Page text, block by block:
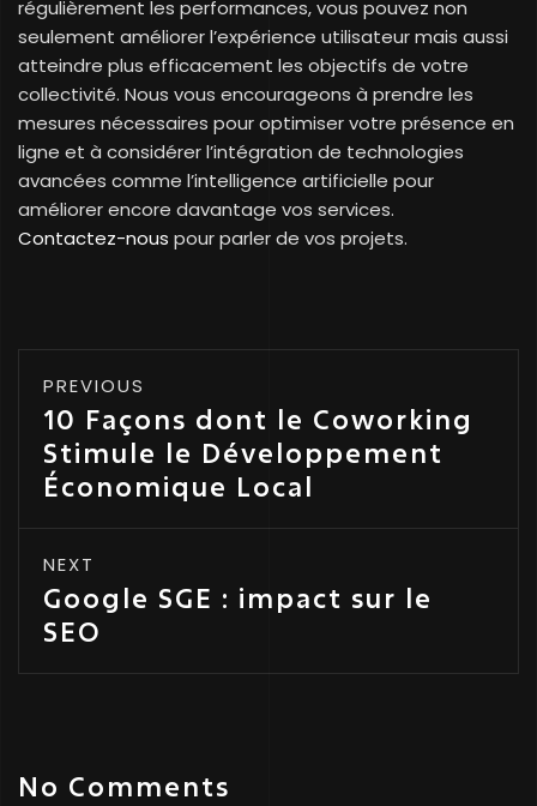
régulièrement les performances, vous pouvez non
seulement améliorer l’expérience utilisateur mais aussi
atteindre plus efficacement les objectifs de votre
collectivité. Nous vous encourageons à prendre les
mesures nécessaires pour optimiser votre présence en
ligne et à considérer l’intégration de technologies
avancées comme l’intelligence artificielle pour
améliorer encore davantage vos services.
Contactez-nous pour parler de vos projets.
PREVIOUS
10 Façons dont le Coworking
Stimule le Développement
Économique Local
NEXT
Google SGE : impact sur le
SEO
No Comments